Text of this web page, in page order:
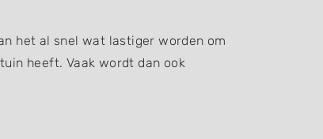
het al snel wat lastiger worden om
heeft. Vaak wordt dan ook